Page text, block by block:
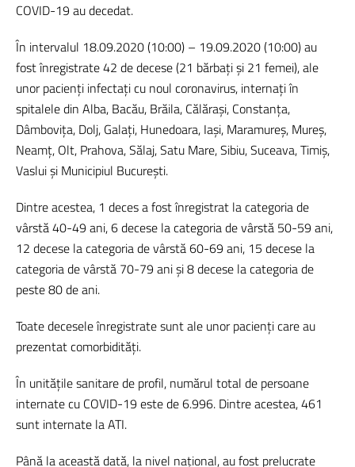
COVID-19 au decedat.
În intervalul 18.09.2020 (10:00) – 19.09.2020 (10:00) au
fost înregistrate 42 de decese (21 bărbați și 21 femei), ale
unor pacienți infectați cu noul coronavirus, internați în
spitalele din Alba, Bacău, Brăila, Călărași, Constanța,
Dâmbovița, Dolj, Galați, Hunedoara, Iași, Maramureș, Mureș,
Neamț, Olt, Prahova, Sălaj, Satu Mare, Sibiu, Suceava, Timiș,
Vaslui și Municipiul București.
Dintre acestea, 1 deces a fost înregistrat la categoria de
vârstă 40-49 ani, 6 decese la categoria de vârstă 50-59 ani,
12 decese la categoria de vârstă 60-69 ani, 15 decese la
categoria de vârstă 70-79 ani și 8 decese la categoria de
peste 80 de ani.
Toate decesele înregistrate sunt ale unor pacienți care au
prezentat comorbidități.
În unitățile sanitare de profil, numărul total de persoane
internate cu COVID-19 este de 6.996. Dintre acestea, 461
sunt internate la ATI.
Până la această dată, la nivel național, au fost prelucrate